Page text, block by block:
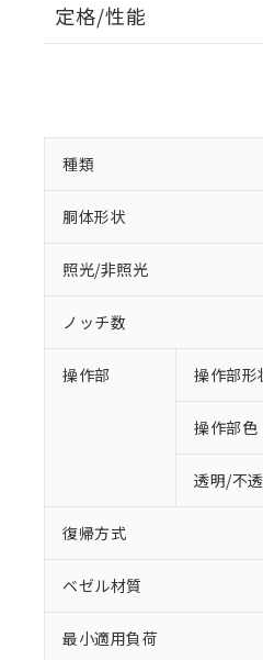
定格/性能
種類
胴体形状
照光/非照光
ノッチ数
操作部 操作部形
操作部色
透明/不
復帰方式
ベゼル材質
最小適用負荷